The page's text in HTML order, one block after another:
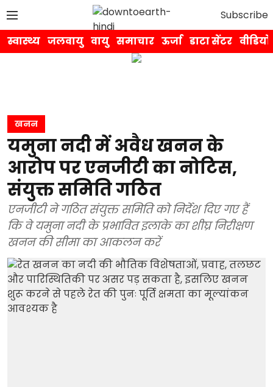
Subscribe
स्वास्थ्य जलवायु वायु समाचार ऊर्जा डाटा सेंटर वीडियो
खनन
यमुना नदी में अवैध खनन के
आरोप पर एनजीटी का नोटिस,
संयुक्त समिति गठित
एनजीटी ने गठित संयुक्त समिति को निर्देश दिए गए हैं
कि वे यमुना नदी के प्रभावित इलाके का शीघ्र निरीक्षण
खनन की सीमा का आकलन करें